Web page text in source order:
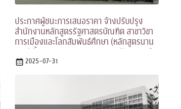
ประกาศผู้ชนะการเสนอราคา จ้างปรับปรุง
สำนักงานหลักสูตรรัฐศาสตรบัณฑิต สาขาวิขา
การเมืองและโลกสัมพันธ์ศึกษา (หลักสูตรนาน
ชาติ) ชั้น M อาคารเกษม อุทยานิน (รัฐศาสตร์
60 ปี) โดยวิธีเฉพาะเจาะจง
2025-07-31